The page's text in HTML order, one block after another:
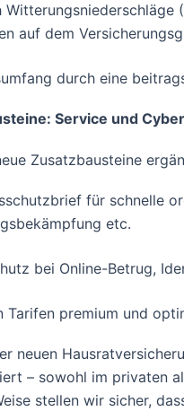
auf dem
durch eine
Service und Cyber
Zusatzbausteine
für schnelle
etc.
bei Online-Betrug,
Tarifen premium und
neuen
– sowohl im privaten
stellen wir sicher,